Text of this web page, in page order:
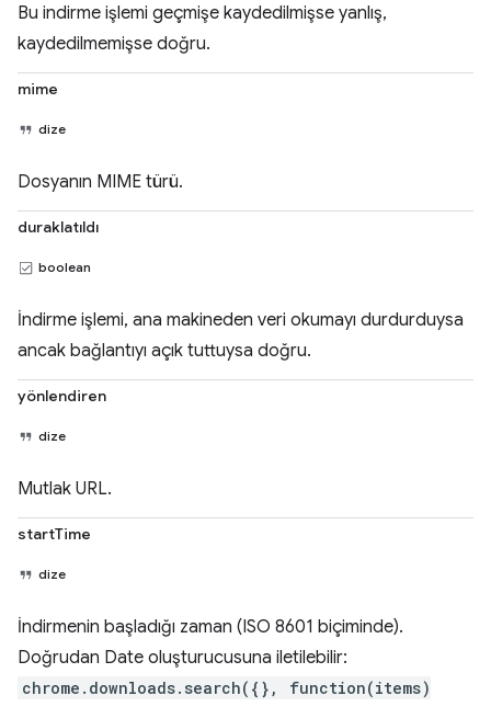
Bu indirme işlemi geçmişe kaydedilmişse yanlış,
kaydedilmemişse doğru.
mime
dize
Dosyanın MIME türü.
duraklatıldı
boolean
İndirme işlemi, ana makineden veri okumayı durdurduysa
ancak bağlantıyı açık tuttuysa doğru.
yönlendiren
dize
Mutlak URL.
startTime
dize
İndirmenin başladığı zaman (ISO 8601 biçiminde).
Doğrudan Date oluşturucusuna iletilebilir:
chrome.downloads.search({}, function(items)